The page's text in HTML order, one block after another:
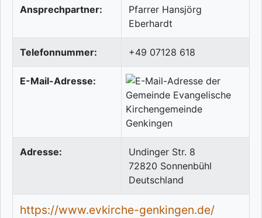
Ansprechpartner:
Pfarrer Hansjörg
Eberhardt
Telefonnummer: +49 07128 618
E-Mail-Adresse:
Adresse:
Undinger Str. 8
72820 Sonnenbühl
Deutschland
https://www.evkirche-genkingen.de/